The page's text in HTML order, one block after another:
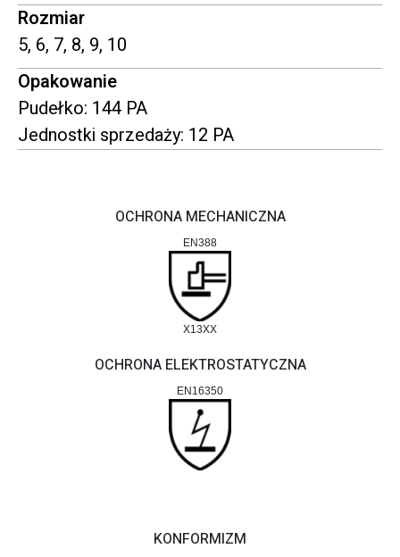
OCHRONA MECHANICZNA
EN388
X13XX
OCHRONA ELEKTROSTATYCZNA
EN16350
KONFORMIZM
Rozmiar
5, 6, 7, 8, 9, 10
Opakowanie
Pudełko: 144 PA
Jednostki sprzedaży: 12 PA